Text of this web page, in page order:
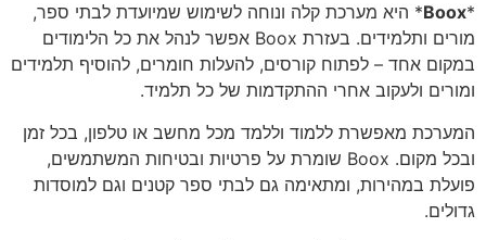
*
Boox* היא מערכת קלה ונוחה לשימוש שמיועדת לבתי ספר,
מורים ותלמידים. בעזרת Boox אפשר לנהל את כל הלימודים
במקום אחד – לפתוח קורסים, להעלות חומרים, להוסיף תלמידים
ומורים ולעקוב אחרי ההתקדמות של כל תלמיד.
המערכת מאפשרת ללמוד וללמד מכל מחשב או טלפון, בכל זמן
ובכל מקום. Boox שומרת על פרטיות ובטיחות המשתמשים,
פועלת במהירות, ומתאימה גם לבתי ספר קטנים וגם למוסדות
גדולים.